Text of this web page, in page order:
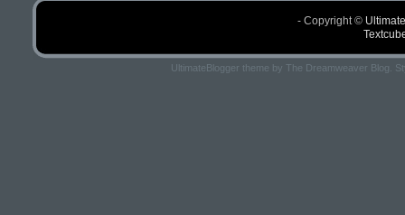
- Copyright ©
UltimateBlogger theme by The Dreamweaver Blog.